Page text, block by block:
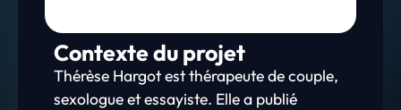
Contexte du projet
Thérèse Hargot est thérapeute de couple,
sexologue et essayiste. Elle a publié